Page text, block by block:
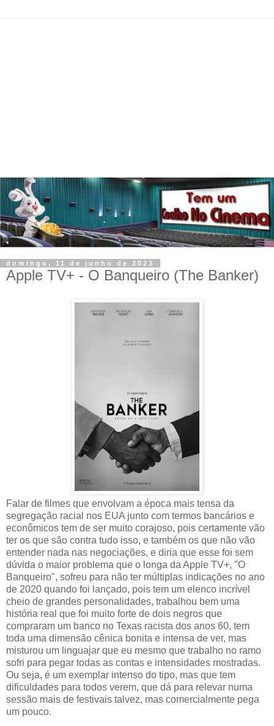
domingo, 11 de junho de 2023
Apple TV+ - O Banqueiro (The Banker)
Falar de filmes que envolvam a época mais tensa da
segregação racial nos EUA junto com termos bancários e
econômicos tem de ser muito corajoso, pois certamente vão
ter os que são contra tudo isso, e também os que não vão
entender nada nas negociações, e diria que esse foi sem
dúvida o maior problema que o longa da Apple TV+, "O
Banqueiro", sofreu para não ter múltiplas indicações no ano
de 2020 quando foi lançado, pois tem um elenco incrível
cheio de grandes personalidades, trabalhou bem uma
história real que foi muito forte de dois negros que
compraram um banco no Texas racista dos anos 60, tem
toda uma dimensão cênica bonita e intensa de ver, mas
misturou um linguajar que eu mesmo que trabalho no ramo
sofri para pegar todas as contas e intensidades mostradas.
Ou seja, é um exemplar intenso do tipo, mas que tem
dificuldades para todos verem, que dá para relevar numa
sessão mais de festivais talvez, mas comercialmente pega
um pouco.